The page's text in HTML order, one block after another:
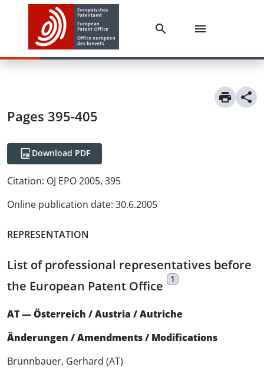
Pages 395-405
Download PDF
Citation: OJ EPO 2005, 395
Online publication date: 30.6.2005
REPRESENTATION
List of professional representatives before
the European Patent Office
1
AT — Österreich / Austria / Autriche
Änderungen / Amendments / Modifications
Brunnbauer, Gerhard (AT)